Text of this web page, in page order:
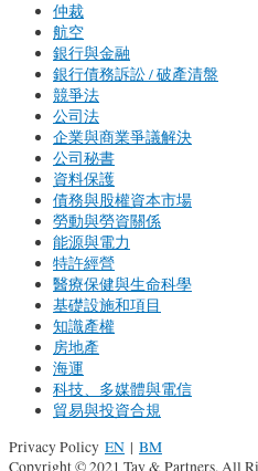
仲裁
航空
銀行與金融
銀行債務訴訟 / 破產清盤
競爭法
公司法
企業與商業爭議解決
公司秘書
資料保護
債務與股權資本市場
勞動與勞資關係
能源與電力
特許經營
醫療保健與生命科學
基礎設施和項目
知識產權
房地產
海運
科技、多媒體與電信
貿易與投資合規
Privacy Policy EN | BM
Copyright © 2021 Tay & Partners. All